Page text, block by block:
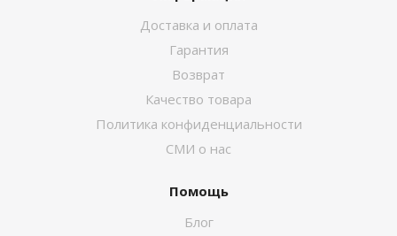
Доставка и оплата
Гарантия
Возврат
Качество товара
Политика конфиденциальности
СМИ о нас
Помощь
Блог